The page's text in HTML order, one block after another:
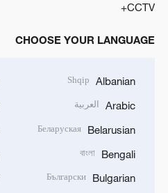
CCTV+
CHOOSE YOUR LANGUAGE
Albanian
Shqip
Arabic العربية
Belarusian
Беларуская
Bengali
বাংলা
Bulgarian
Български